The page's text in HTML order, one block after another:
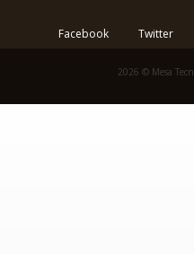
Facebook Twitter
2026 © Mesa